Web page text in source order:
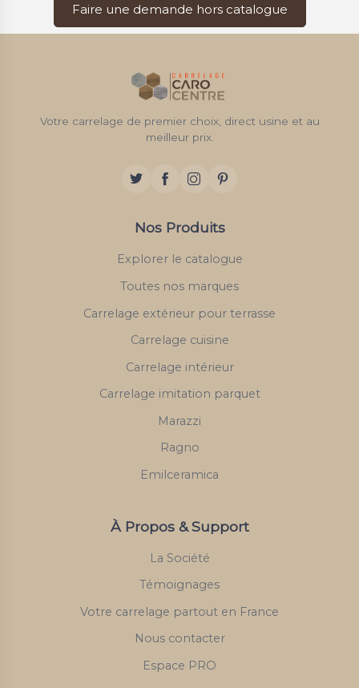
Faire une demande hors catalogue
Votre carrelage de premier choix, direct usine et au
meilleur prix.
Nos Produits
Explorer le catalogue
Toutes nos marques
Carrelage extérieur pour terrasse
Carrelage cuisine
Carrelage intérieur
Carrelage imitation parquet
Marazzi
Ragno
Emilceramica
À Propos & Support
La Société
Témoignages
Votre carrelage partout en France
Nous contacter
Espace PRO